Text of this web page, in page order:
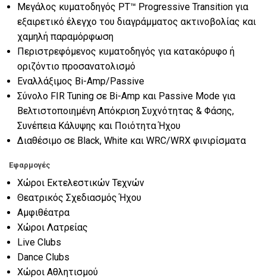
Μεγάλος κυματοδηγός PT™ Progressive Transition για
εξαιρετικό έλεγχο του διαγράμματος ακτινοβολίας και
χαμηλή παραμόρφωση
Περιστρεφόμενος κυματοδηγός για κατακόρυφο ή
οριζόντιο προσανατολισμό
Εναλλάξιμος Bi-Amp/Passive
Σύνολο FIR Tuning σε Bi-Amp και Passive Mode για
Βελτιστοποιημένη Απόκριση Συχνότητας & Φάσης,
Συνέπεια Κάλυψης και Ποιότητα Ήχου
Διαθέσιμο σε Black, White και WRC/WRX φινιρίσματα
Εφαρμογές
Χώροι Εκτελεστικών Τεχνών
Θεατρικός Σχεδιασμός Ήχου
Αμφιθέατρα
Χώροι Λατρείας
Live Clubs
Dance Clubs
Χώροι Αθλητισμού